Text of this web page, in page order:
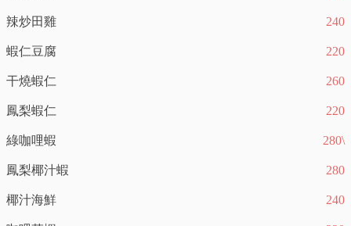
辣炒田雞 240
蝦仁豆腐 220
干燒蝦仁 260
鳳梨蝦仁 220
綠咖哩蝦 280\
鳳梨椰汁蝦 280
椰汁海鮮 240